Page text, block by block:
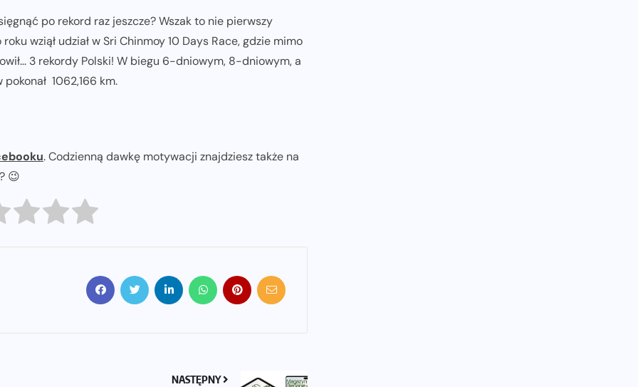
po rekord raz jeszcze? Wszak to nie pierwszy
wziął udział w Sri Chinmoy 10 Days Race, gdzie mimo
3 rekordy Polski! W biegu 6-dniowym, 8-dniowym, a
1062,166 km.
. Codzienną dawkę motywacji znajdziesz także na
😉
NASTĘPNY